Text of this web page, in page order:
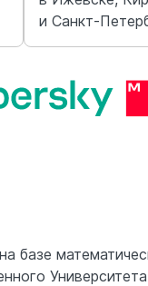
и Санкт-
базе